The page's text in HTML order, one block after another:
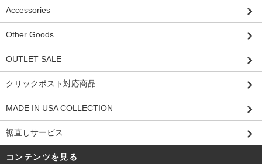
Accessories
Other Goods
OUTLET SALE
クリックポスト対応商品
MADE IN USA COLLECTION
裾直しサービス
コンテンツを見る